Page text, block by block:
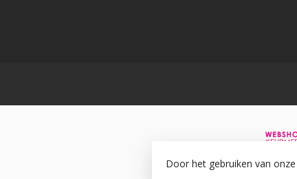
©
Door het gebruiken van